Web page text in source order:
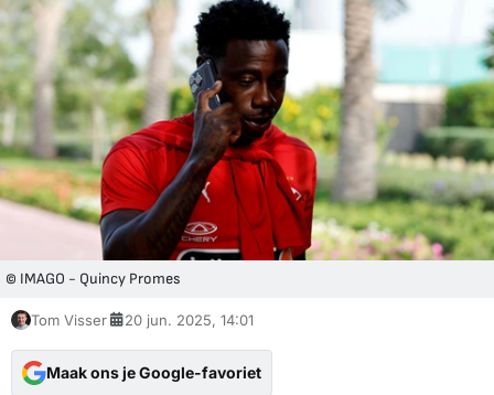
© IMAGO - Quincy Promes
Tom Visser 20 jun. 2025, 14:01
Maak ons je Google-favoriet